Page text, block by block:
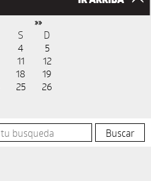
»»
S
D
4
5
11
12
18
19
25
26